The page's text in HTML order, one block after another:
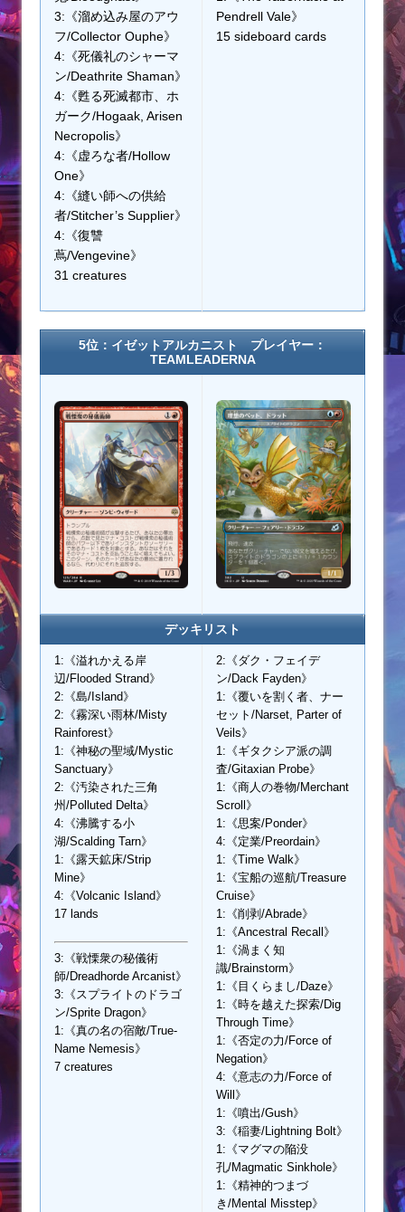
3:《溜め込み屋のアウ
フ/Collector Ouphe》
4:《死儀礼のシャーマ
ン/Deathrite Shaman》
4:《甦る死滅都市、ホ
ガーク/Hogaak, Arisen
Necropolis》
4:《虚ろな者/Hollow
One》
4:《縫い師への供給
者/Stitcher’s Supplier》
4:《復讐
蔦/Vengevine》
31 creatures
Pendrell Vale》
15 sideboard cards
5位：イゼットアルカニスト プレイヤー：
TEAMLEADERNA
デッキリスト
1:《溢れかえる岸
辺/Flooded Strand》
2:《島/Island》
2:《霧深い雨林/Misty
Rainforest》
1:《神秘の聖域/Mystic
Sanctuary》
2:《汚染された三角
州/Polluted Delta》
4:《沸騰する小
湖/Scalding Tarn》
1:《露天鉱床/Strip
Mine》
4:《Volcanic Island》
17 lands
3:《戦慄衆の秘儀術
師/Dreadhorde Arcanist》
3:《スプライトのドラゴ
ン/Sprite Dragon》
1:《真の名の宿敵/True-
Name Nemesis》
7 creatures
2:《ダク・フェイデ
ン/Dack Fayden》
1:《覆いを割く者、ナー
セット/Narset, Parter of
Veils》
1:《ギタクシア派の調
査/Gitaxian Probe》
1:《商人の巻物/Merchant
Scroll》
1:《思案/Ponder》
4:《定業/Preordain》
1:《Time Walk》
1:《宝船の巡航/Treasure
Cruise》
1:《削剥/Abrade》
1:《Ancestral Recall》
1:《渦まく知
識/Brainstorm》
1:《目くらまし/Daze》
1:《時を越えた探索/Dig
Through Time》
1:《否定の力/Force of
Negation》
4:《意志の力/Force of
Will》
1:《噴出/Gush》
3:《稲妻/Lightning Bolt》
1:《マグマの陥没
孔/Magmatic Sinkhole》
1:《精神的つまづ
き/Mental Misstep》